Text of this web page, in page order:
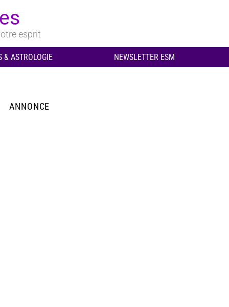
esprit
& ASTROLOGIE NEWSLETTER ESM
ANNONCE